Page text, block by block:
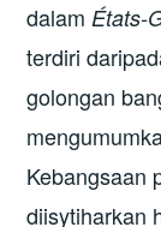
dalam États-
terdiri
golongan
Kebangsaan
diisytiharkan